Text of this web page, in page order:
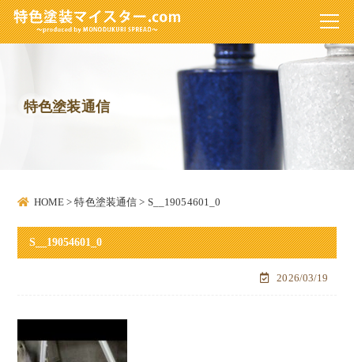
特色塗装通信
HOME >特色塗装通信 > S__19054601_0
S__19054601_0
2026/03/19